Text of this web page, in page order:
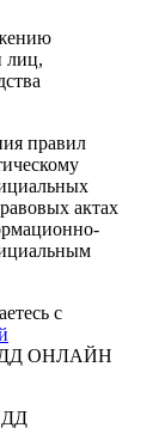
лиц,
правил
актах
с
ПДД ОНЛАЙН